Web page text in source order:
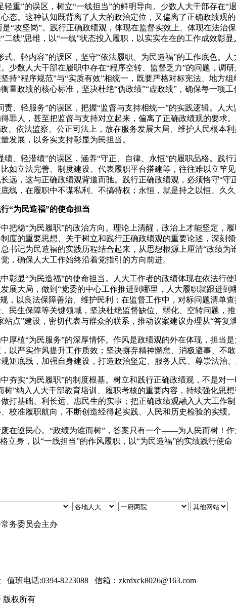
重”的误区 ， 树立“一线担当”的鲜明导向。 少数人大干部存在“
态。 这种认知既背离了人大的政治定位 ， 又偏离了正确政绩观
是“攻坚岗”。 践行正确政绩观 ， 体现在监督实效上、体现在法治
二线”思维 ， 以“一线”状态投入履职 ， 以实实在在的工作成效彰
式、轻内容”的误区 ， 坚守“依法履职、为民造福”的工作底色。 人
。 少数人大干部在履职中存在“程序空转、监督乏力”的问题 ， 调
持“程序规范”与“实质有效”相统一 ， 既要严格对标宪法、地方
量政绩的核心标准 ， 坚决杜绝“伪政绩”“虚政绩” ， 确保每一项工
责、轻服务”的误区 ， 把握“监督与支持相统一”的实践逻辑。 人大
罪人 ， 甚至把监督与支持对立起来 ， 偏离了正确政绩观的要求。
、依法监察、公正司法上 ， 放在服务发展大局、维护人民根本
发展 ， 以务实支持彰显为民担当。
绩、轻潜绩”的误区 ， 涵养“守正、自律、永恒”的履职品格。 践行
比如立法完善、制度建设、代表履职平台搭建等 ， 往往难以立竿
远 ， 这与正确政绩观背道而驰。 践行正确政绩观 ， 必须恪守“守
线 ， 在履职中不谋私利、不搞特权 ； 永恒 ， 就是持之以恒、久
“为民造福”的使命担当
把稳“为民履职”的政治方向。 理论上清醒 ， 政治上才能坚定 ，
度的重要思想、关于树立和践行正确政绩观的重要论述 ， 深刻
书记为民造福的实践历程结合起来 ， 从思想根源上厘清“政绩为
， 确保人大工作始终沿着党指引的方向前进。
彰显“为民造福”的使命担当。 人大工作者的政绩体现在依法行
展大局 ， 做到“党委的中心工作推进到哪里 ， 人大履职就跟进到
， 以良法保障善治、维护民利 ； 在监督工作中 ， 对标问题清单
民生保障等关键领域 ， 坚决杜绝监督缺位、弱化、空转问题 ，
站点”建设 ， 密切代表与群众的联系 ， 推动议案建议办理从“答复
厚植“为民服务”的深厚情怀。 作风是政绩观的外在体现 ， 担当
， 以严实作风提升工作质效 ； 坚决摒弃精神懈怠、消极避事、不
矩底线 ， 加强自身建设 ， 打造政治坚定、服务人民、尊崇法治
夯实“为民履职”的制度根基。 树立和践行正确政绩观 ， 不是对
树”纳入人大干部教育培训、履职考核的重要内容 ， 持续强化思
做打基础、利长远、惠民生的实事 ； 把正确政绩观融入人大工作
校准履职航向 ， 不断创造经得起实践、人民和历史检验的实绩。
在逆民心。 “政绩为谁而树” ， 答案只有一个——为人民而树！作
立身 ， 以“一线担当”的作风履职 ， 以“为民造福”的实绩践行使命
务委员会主办
班电话:0394-8223088 信箱：zkrdxck8026@163.com
版权所有